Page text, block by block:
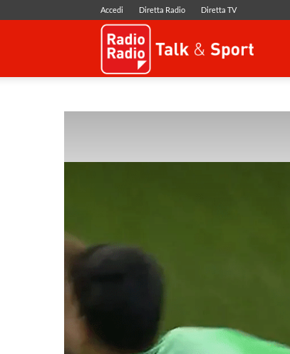
Accedi Diretta Radio Diretta TV